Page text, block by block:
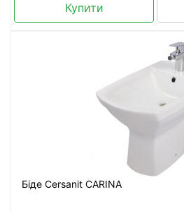
Купити
Біде Cersanit CARINA